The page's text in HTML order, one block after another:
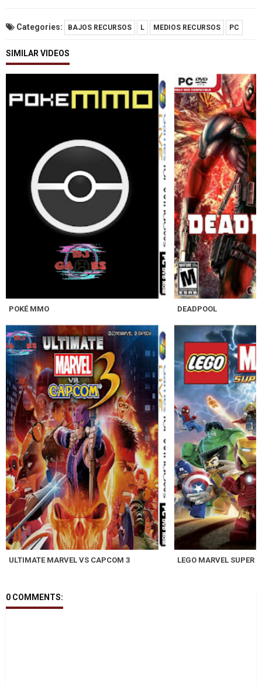
Categories: BAJOS RECURSOS L MEDIOS RECURSOS PC
SIMILAR VIDEOS
POKÉ MMO DEADPOOL
ULTIMATE MARVEL VS CAPCOM 3 LEGO MARVEL SUPER
0 COMMENTS: